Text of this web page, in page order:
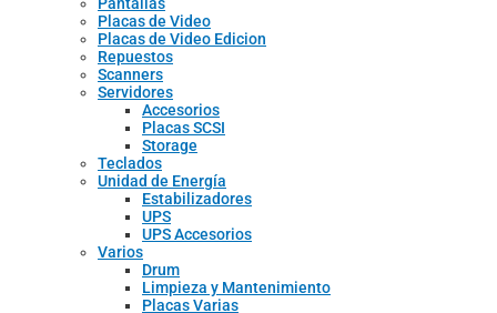
Placas de Video
Placas de Video Edicion
Repuestos
Scanners
Servidores
Accesorios
Placas SCSI
Storage
Teclados
Unidad de Energía
Estabilizadores
UPS
UPS Accesorios
Varios
Drum
Limpieza y Mantenimiento
Placas Varias